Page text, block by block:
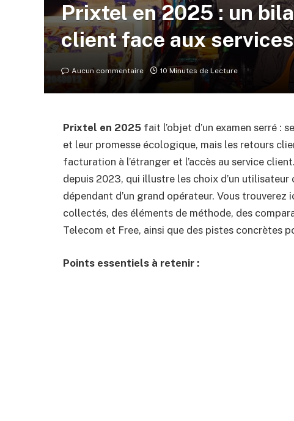
Prixtel en 2025 : un
client face aux
Aucun commentaire 10 Minutes de Lecture
Prixtel en 2025 fait l’objet d’un examen serré :
et leur promesse écologique, mais les retours
facturation à l’étranger et l’accès au service
depuis 2023, qui illustre les choix d’un
dépendant d’un grand opérateur. Vous
collectés, des éléments de méthode, des
Telecom et Free, ainsi que des pistes concrètes
Points essentiels à retenir :